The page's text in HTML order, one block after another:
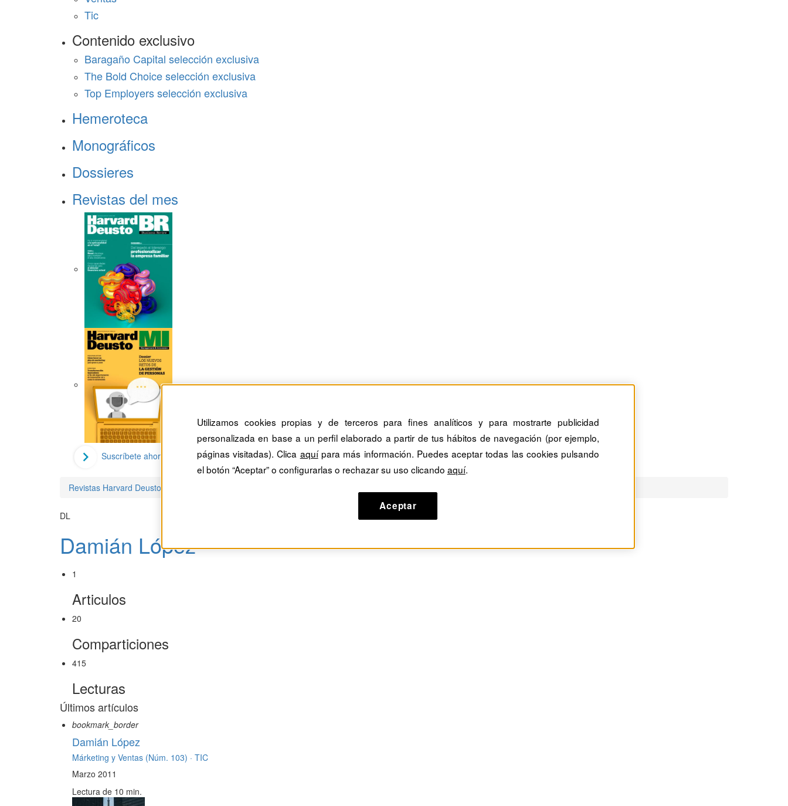
Tic
Contenido exclusivo
Baragaño Capital selección exclusiva
The Bold Choice selección exclusiva
Top Employers selección exclusiva
Hemeroteca
Monográficos
Dossieres
Revistas del mes
Suscríbete ahora
Revistas Harvard Deusto
DL
Damián López
1
Articulos
20
Comparticiones
415
Lecturas
Últimos artículos
bookmark_border
Damián López
Márketing y Ventas (Núm. 103) · TIC
Marzo 2011
Lectura de 10 min.
Utilizamos cookies propias y de terceros para fines analíticos y para mostrarte publicidad
personalizada en base a un perfil elaborado a partir de tus hábitos de navegación (por ejemplo,
páginas visitadas). Clica aquípara más información. Puedes aceptar todas las cookies pulsando
el botón “Aceptar” o configurarlas o rechazar su uso clicando aquí.
Aceptar